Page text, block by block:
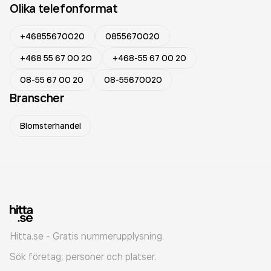
Olika telefonformat
+46855670020
0855670020
+468 55 67 00 20
+468-55 67 00 20
08-55 67 00 20
08-55670020
Branscher
Blomsterhandel
Hitta.se - Gratis nummerupplysning.
Sök företag, personer och platser.